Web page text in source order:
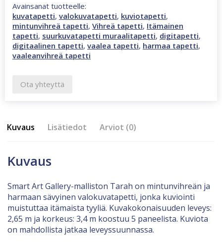
Avainsanat tuotteelle:
kuvatapetti, valokuvatapetti, kuviotapetti,
mintunvihreä tapetti, Vihreä tapetti, Itämainen
tapetti, suurkuvatapetti muraalitapetti, digitapetti,
digitaalinen tapetti, vaalea tapetti, harmaa tapetti,
vaaleanvihreä tapetti
Ota yhteyttä
Kuvaus Lisätiedot Arviot (0)
Kuvaus
Smart Art Gallery-malliston Tarah on mintunvihreän ja
harmaan sävyinen valokuvatapetti, jonka kuviointi
muistuttaa itämaista tyyliä. Kuvakokonaisuuden leveys:
2,65 m ja korkeus: 3,4 m koostuu 5 paneelista. Kuviota
on mahdollista jatkaa leveyssuunnassa.